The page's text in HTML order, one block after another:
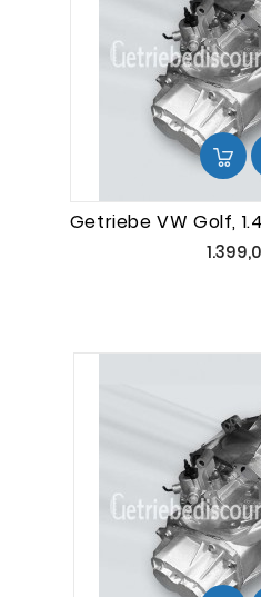
Getriebe VW Golf,